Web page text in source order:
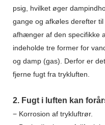
psig, hvilket øger
gange og afkøles derefter
afhænger af den specifikke
indeholde tre former for
og damp (gas). Derfor er
fjerne fugt fra trykluften.
2. Fugt i luften kan
− Korrosion af trykluftrør.